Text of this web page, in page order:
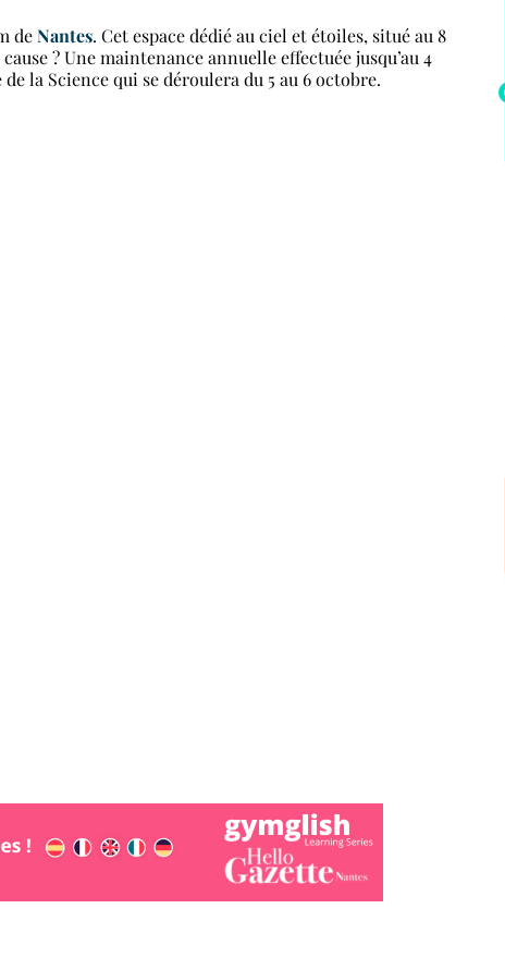
deNantes. Cet espace dédié au ciel et étoiles, situé au 8
?Une maintenance annuelle effectuée jusqu’au 4
la Science qui se déroulera du 5 au 6 octobre.